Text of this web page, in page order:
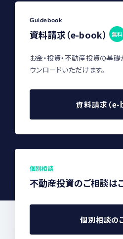
Guidebook
資料請求（e-book） 無料
お金・投資・不動産投資の基
ウンロードいただけます。
資料請求（e-
個別相談
不動産投資のご相談は
個別相談の